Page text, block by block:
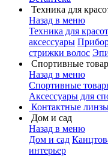
Техника для
Назад в меню
Техника для
аксессуары
стрижки волос
Спортивные
Назад в меню
Спортивные
Аксессуары для
Контактные
Дом и сад
Назад в меню
Дом и сад
интерьер